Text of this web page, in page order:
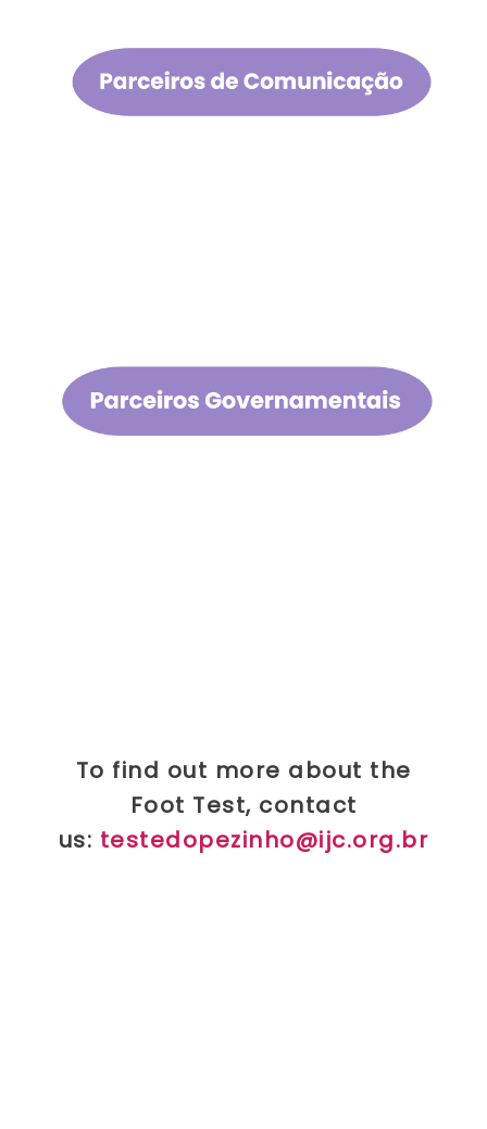
To find out more about the
Foot Test, contact
us: testedopezinho@ijc.org.br